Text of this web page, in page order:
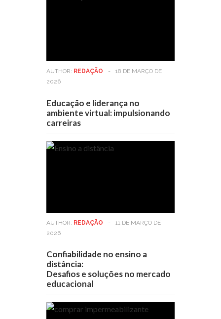
AUTHOR: REDAÇÃO -
18 DE MARÇO DE
2026
Educação e liderança no
ambiente virtual: impulsionando
carreiras
AUTHOR: REDAÇÃO -
11 DE MARÇO DE
2026
Confiabilidade no ensino a
distância:
Desafios e soluções no mercado
educacional